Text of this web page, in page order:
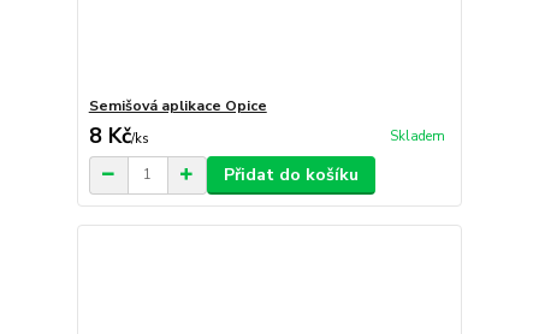
Semišová aplikace Opice
8 Kč/ks Skladem
Přidat do košíku